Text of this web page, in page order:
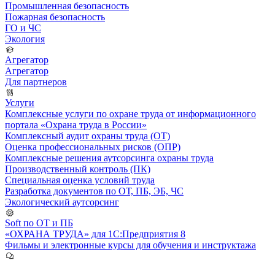
Промышленная безопасность
Пожарная безопасность
ГО и ЧС
Экология
Агрегатор
Агрегатор
Для партнеров
Услуги
Комплексные услуги по охране труда от информационного
портала «Охрана труда в России»
Комплексный аудит охраны труда (ОТ)
Оценка профессиональных рисков (ОПР)
Комплексные решения аутсорсинга охраны труда
Производственный контроль (ПК)
Специальная оценка условий труда
Разработка документов по ОТ, ПБ, ЭБ, ЧС
Экологический аутсорсинг
Soft по ОТ и ПБ
«ОХРАНА ТРУДА» для 1С:Предприятия 8
Фильмы и электронные курсы для обучения и инструктажа